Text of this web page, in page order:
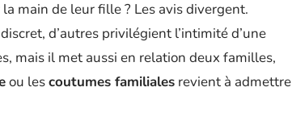
main de leur fille ? Les avis divergent.
d’autres privilégient l’intimité d’une
mais il met aussi en relation deux familles,
ou lescoutumes familiales revient à admettre